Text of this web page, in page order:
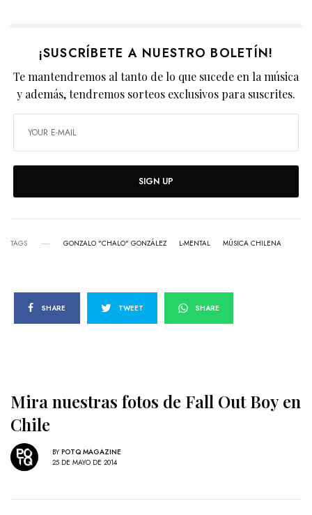
¡SUSCRÍBETE A NUESTRO BOLETÍN!
Te mantendremos al tanto de lo que sucede en la música
y además, tendremos sorteos exclusivos para suscrites.
SIGN UP
TAGS GONZALO "CHALO" GONZÁLEZ L-MENTAL MÚSICA CHILENA
SHARE TWEET SHARE
Mira nuestras fotos de Fall Out Boy en
Chile
BY POTQ MAGAZINE
25 DE MAYO DE 2014